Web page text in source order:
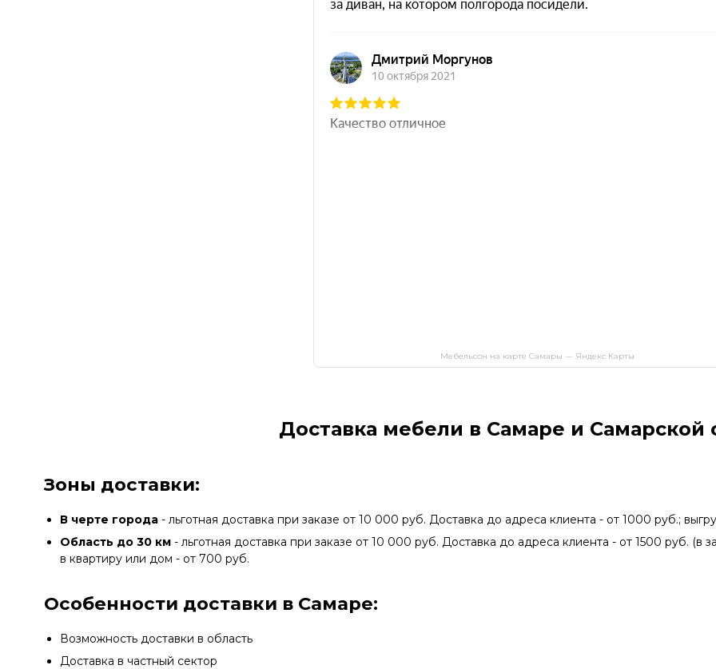
Мебельсон на карте Самары — Яндекс Карты
Доставка мебели в Самаре и Самарской
Зоны доставки:
В черте города - льготная доставка при заказе от 10 000 руб. Доставка до адреса клиента - от 1000 руб.;
Область до 30 км - льготная доставка при заказе от 10 000 руб. Доставка до адреса клиента - от 1500 руб. (в
в квартиру или дом - от 700 руб.
Особенности доставки в Самаре:
Возможность доставки в область
Доставка в частный сектор